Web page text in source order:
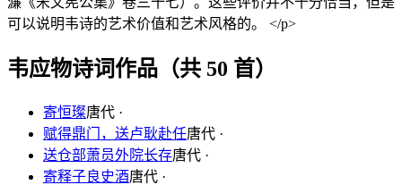
可以说明韦诗的艺术价值和艺术风格的。 </p>
韦应物诗词作品（共 50 首）
寄恒璨唐代 ·
赋得鼎门，送卢耿赴任唐代 ·
送仓部萧员外院长存唐代 ·
寄释子良史酒唐代 ·